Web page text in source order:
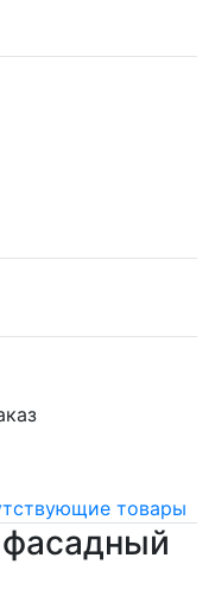
товары